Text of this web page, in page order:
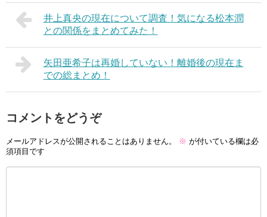
井上真央の現在について調査！気になる松本潤
との関係をまとめてみた！
矢田亜希子は再婚していない！離婚後の現在ま
での総まとめ！
コメントをどうぞ
メールアドレスが公開されることはありません。 ※ が付いている欄は必
須項目です